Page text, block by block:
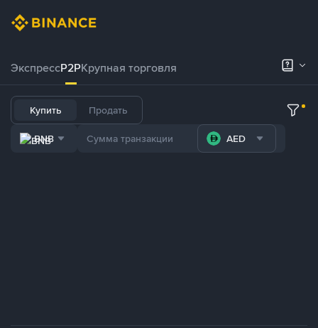
ЭкспрессP2PКрупная торговля
Купить Продать
BNB AED